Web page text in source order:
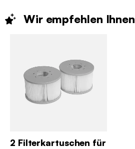
Wir empfehlen Ihnen
2 Filterkartuschen für